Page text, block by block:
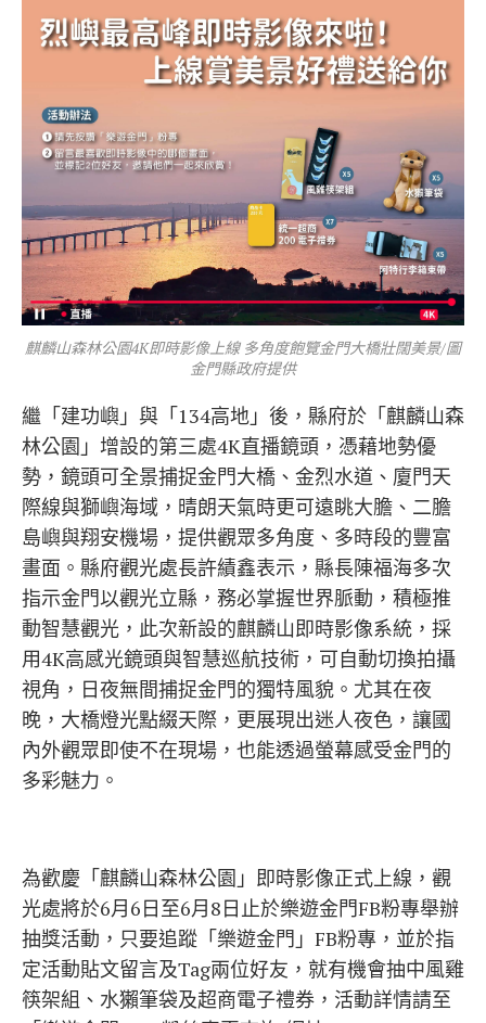
麒麟山森林公園4K即時影像上線 多角度飽覽金門大橋壯闊美景/圖
金門縣政府提供
繼「建功嶼」與「134高地」後，縣府於「麒麟山森
林公園」增設的第三處4K直播鏡頭，憑藉地勢優
勢，鏡頭可全景捕捉金門大橋、金烈水道、廈門天
際線與獅嶼海域，晴朗天氣時更可遠眺大膽、二膽
島嶼與翔安機場，提供觀眾多角度、多時段的豐富
畫面。縣府觀光處長許績鑫表示，縣長陳福海多次
指示金門以觀光立縣，務必掌握世界脈動，積極推
動智慧觀光，此次新設的麒麟山即時影像系統，採
用4K高感光鏡頭與智慧巡航技術，可自動切換拍攝
視角，日夜無間捕捉金門的獨特風貌。尤其在夜
晚，大橋燈光點綴天際，更展現出迷人夜色，讓國
內外觀眾即使不在現場，也能透過螢幕感受金門的
多彩魅力。
為歡慶「麒麟山森林公園」即時影像正式上線，觀
光處將於6月6日至6月8日止於樂遊金門FB粉專舉辦
抽獎活動，只要追蹤「樂遊金門」FB粉專，並於指
定活動貼文留言及Tag兩位好友，就有機會抽中風雞
筷架組、水獺筆袋及超商電子禮券，活動詳情請至